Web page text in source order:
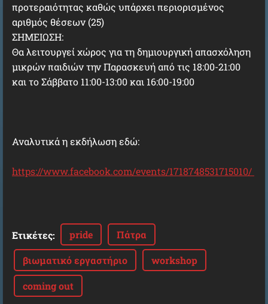
προτεραιότητας καθώς υπάρχει περιορισμένος
αριθμός θέσεων (25)
ΣΗΜΕΙΩΣΗ:
Θα λειτουργεί χώρος για τη δημιουργική απασχόληση
μικρών παιδιών την Παρασκευή από τις 18:00-21:00
και το Σάββατο 11:00-13:00 και 16:00-19:00
Αναλυτικά η εκδήλωση εδώ:
https://www.facebook.com/events/1718748531715010/
Ετικέτες: pride Πάτρα
βιωματικό εργαστήριο workshop
coming out